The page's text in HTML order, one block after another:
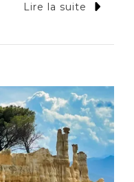
Lire la suite